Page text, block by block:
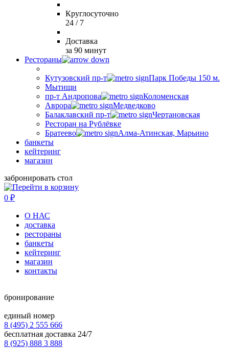
Круглосуточно
24 / 7
Доставка
за 90 минут
Рестораны
Кутузовский пр-т
Парк Победы 150 м.
Мытищи
пр-т Андропова
Коломенская
Аврора
Медведково
Балаклавский пр-т
Чертановская
Ресторан на Рублёвке
Братеево
Алма-Атинская, Марьино
банкеты
кейтеринг
магазин
забронировать стол
0 ₽
О НАС
доставка
рестораны
банкеты
кейтеринг
магазин
контакты
бронирование
единый номер
8 (495) 2 555 666
бесплатная доставка 24/7
8 (925) 888 3 888